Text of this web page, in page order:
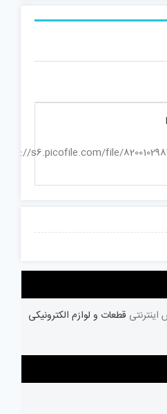
s6.picofile.com/file/
قطعات و لوازم الکترونیکی